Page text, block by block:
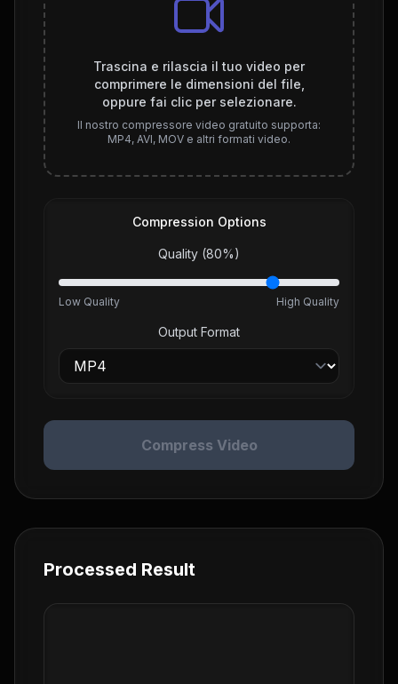
Trascina e rilascia il tuo video per
comprimere le dimensioni del file,
oppure fai clic per selezionare.
Il nostro compressore video gratuito supporta:
MP4, AVI, MOV e altri formati video.
Compression Options
Quality (80%)
Low Quality High Quality
Output Format
Compress Video
Processed Result